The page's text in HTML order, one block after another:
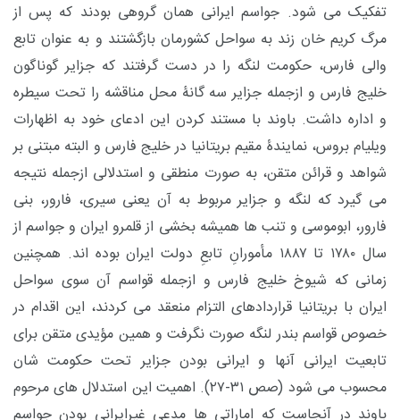
تفکیک می شود. جواسم ایرانی همان گروهی بودند که پس از
مرگ کریم خان زند به سواحل کشورمان بازگشتند و به عنوان تابع
والی فارس، حکومت لنگه را در دست گرفتند که جزایر گوناگون
خلیج فارس و ازجمله جزایر سه گانۀ محل مناقشه را تحت سیطره
و اداره داشت. باوند با مستند کردن این ادعای خود به اظهارات
ویلیام بروس، نمایندۀ مقیم بریتانیا در خلیج فارس و البته مبتنی بر
شواهد و قرائن متقن، به صورت منطقی و استدلالی ازجمله نتیجه
می گیرد که لنگه و جزایر مربوط به آن یعنی سیری، فارور، بنی
فارور، ابوموسی و تنب ها همیشه بخشی از قلمرو ایران و جواسم از
سال ۱۷۸۰ تا ۱۸۸۷ مأمورانِ تابعِ دولت ایران بوده اند. همچنین
زمانی که شیوخ خلیج فارس و ازجمله قواسم آن سوی سواحل
ایران با بریتانیا قراردادهای التزام منعقد می کردند، این اقدام در
خصوص قواسم بندر لنگه صورت نگرفت و همین مؤیدی متقن برای
تابعیت ایرانی آنها و ایرانی بودن جزایر تحت حکومت شان
محسوب می شود (صص ۳۱-۲۷). اهمیت این استدلال های مرحوم
باوند در آنجاست که اماراتی ها مدعی غیرایرانی بودن جواسم